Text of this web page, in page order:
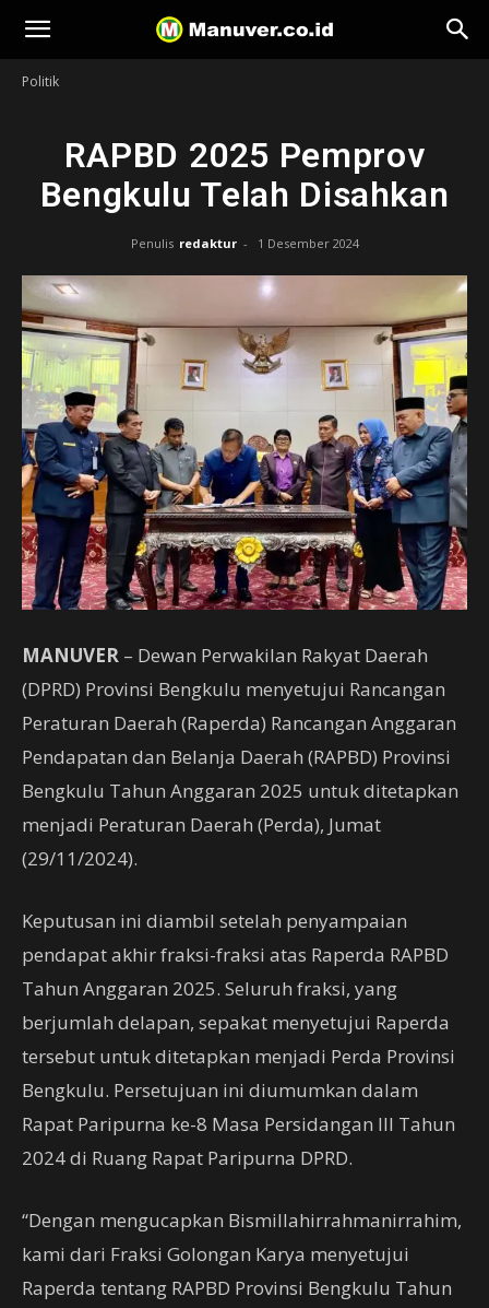
Manuver
Politik
RAPBD 2025 Pemprov
Bengkulu Telah Disahkan
Penulis redaktur - 1 Desember 2024
MANUVER – Dewan Perwakilan Rakyat Daerah
(DPRD) Provinsi Bengkulu menyetujui Rancangan
Peraturan Daerah (Raperda) Rancangan Anggaran
Pendapatan dan Belanja Daerah (RAPBD) Provinsi
Bengkulu Tahun Anggaran 2025 untuk ditetapkan
menjadi Peraturan Daerah (Perda), Jumat
(29/11/2024).
Keputusan ini diambil setelah penyampaian
pendapat akhir fraksi-fraksi atas Raperda RAPBD
Tahun Anggaran 2025. Seluruh fraksi, yang
berjumlah delapan, sepakat menyetujui Raperda
tersebut untuk ditetapkan menjadi Perda Provinsi
Bengkulu. Persetujuan ini diumumkan dalam
Rapat Paripurna ke-8 Masa Persidangan III Tahun
2024 di Ruang Rapat Paripurna DPRD.
“Dengan mengucapkan Bismillahirrahmanirrahim,
kami dari Fraksi Golongan Karya menyetujui
Raperda tentang RAPBD Provinsi Bengkulu Tahun